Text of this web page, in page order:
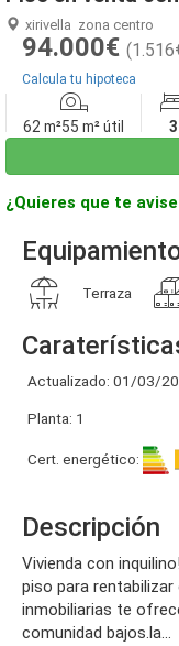
xirivella zona centro
94.000€
Calcula tu hipoteca
62 m²55 m² útil 3
¿Quieres que te
Terraza
Actualizado: 01/03/
Planta: 1
Cert. energético:
Descripción
vivienda con inquilino! solamente para inversores!buscando
piso para
inmobiliarias te
comunidad bajos.la...